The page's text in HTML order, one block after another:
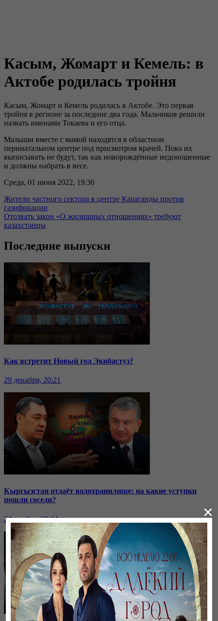
Касым, Жомарт и Кемель: в
Актобе родилась тройня
Касым, Жомарт и Кемель родилась в Актобе. Это первая
тройня в регионе за последние два года. Мальчиков решили
назвать именами Токаева и его отца.
Малыши вместе с мамой находятся в областном
перинатальном центре под присмотром врачей. Пока их
выписывать не будут, так как новорождённые недоношенные
и должны набрать в весе.
Среда, 01 июня 2022, 19:36
Жители частного сектора в центре Караганды против
газификации
Отозвать закон «О жилищных отношениях» требуют
казахстанцы
Последние выпуски
Как встретит Новый год Экибастуз?
29 декабря, 20:21
Кыргызстан отдаёт водохранилище: на какие уступки
пошли соседи?
24 ноября, 20:44 ×